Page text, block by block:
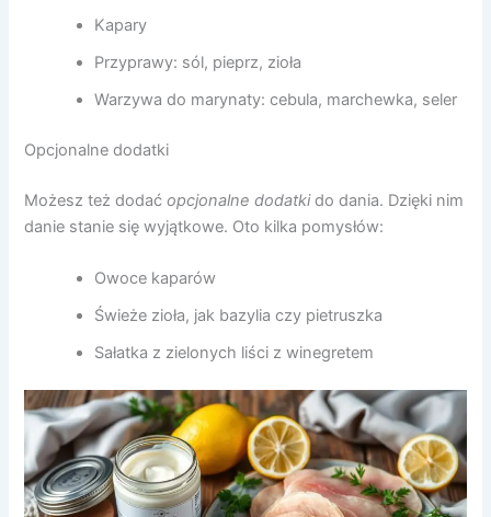
Kapary
Przyprawy: sól, pieprz, zioła
Warzywa do marynaty: cebula, marchewka, seler
Opcjonalne dodatki
Możesz też dodaćopcjonalne dodatkido dania. Dzięki nim
danie stanie się wyjątkowe. Oto kilka pomysłów:
Owoce kaparów
Świeże zioła, jak bazylia czy pietruszka
Sałatka z zielonych liści z winegretem